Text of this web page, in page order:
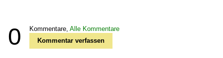
0 Kommentare, Alle Kommentare
Kommentar verfassen